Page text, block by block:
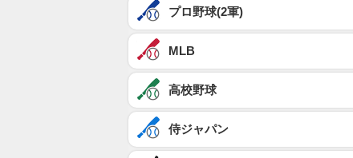
プロ野球(2軍)
MLB
高校野球
侍ジャパン